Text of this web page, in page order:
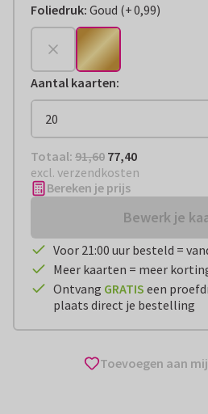
Foliedruk: Goud (
+€ 0,99
+0,99)
Aantal kaarten:
Totaal: € 77,40
Totaal: 91,60 77,40
excl. verzendkosten
Bereken je prijs
Bewerk je
Voor 21:00 uur besteld =
Meer kaarten = meer
Ontvang GRATIS een
plaats direct je bestelling
Toevoegen aan